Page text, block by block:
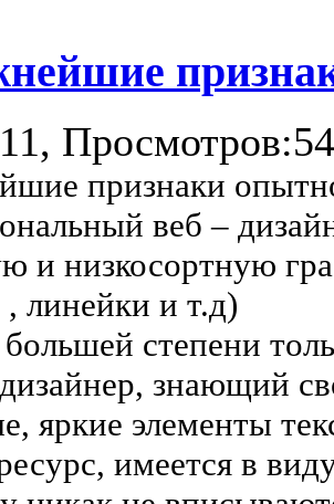
признаки
веб –
и низкосортную
линейки и т.д)
степени
знающий
яркие элементы
имеется в